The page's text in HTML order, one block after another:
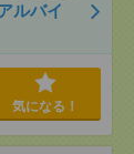
ルバイ
気になる！